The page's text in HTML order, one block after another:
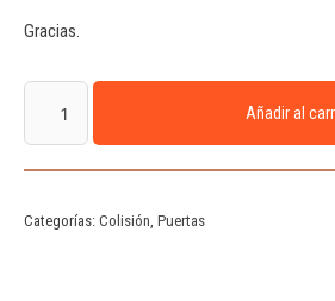
Gracias.
Añadir al
Categorías: Colisión Puertas